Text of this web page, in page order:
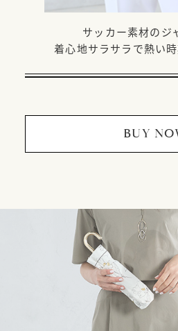
サッカー素材のジ
着心地サラサラで熱い
BUY